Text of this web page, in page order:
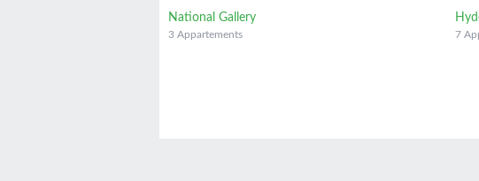
National Gallery
3 Appartements 7